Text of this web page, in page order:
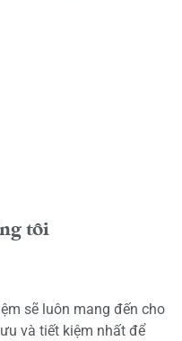
tôi
sẽ luôn mang đến cho
và tiết kiệm nhất để